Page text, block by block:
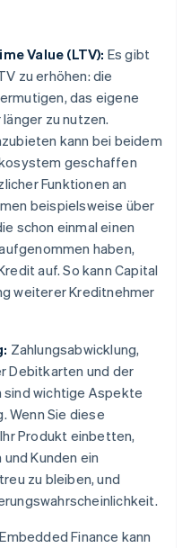
Value (LTV): Es gibt
zu erhöhen: die
das eigene
länger zu nutzen.
kann bei beidem
geschaffen
Funktionen an
beispielsweise über
schon einmal einen
haben,
auf. So kann Capital
weiterer Kreditnehmer
Zahlungsabwicklung,
Debitkarten und der
sind wichtige Aspekte
Wenn Sie diese
Produkt einbetten,
Kunden ein
zu bleiben, und
Embedded Finance kann